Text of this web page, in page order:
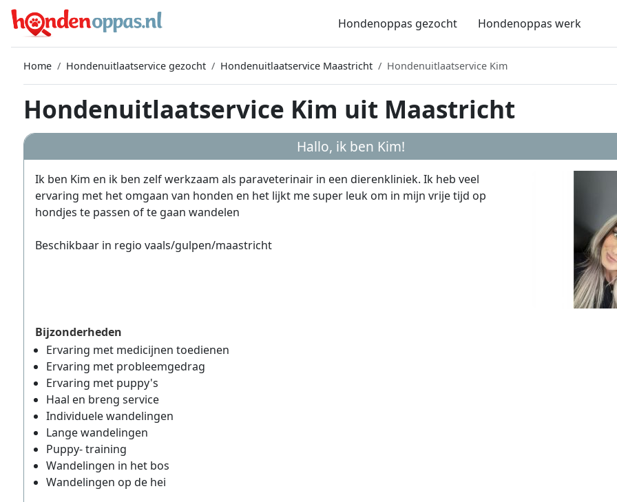
Hondenoppas gezocht Hondenoppas werk
Home Hondenuitlaatservice gezocht Hondenuitlaatservice Maastricht Hondenuitlaatservice Kim
Hondenuitlaatservice Kim uit Maastricht
Hallo, ik ben Kim!
Ik ben Kim en ik ben zelf werkzaam als paraveterinair in een dierenkliniek. Ik heb veel
ervaring met het omgaan van honden en het lijkt me super leuk om in mijn vrije tijd op
hondjes te passen of te gaan wandelen
Beschikbaar in regio vaals/gulpen/maastricht
Bijzonderheden
Ervaring met medicijnen toedienen
Ervaring met probleemgedrag
Ervaring met puppy's
Haal en breng service
Individuele wandelingen
Lange wandelingen
Puppy- training
Wandelingen in het bos
Wandelingen op de hei